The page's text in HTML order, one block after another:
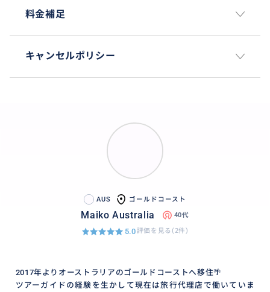
料金補足
キャンセルポリシー
AUS ゴールドコースト
Maiko Australia 40代
5.0評価を見る(2件)
2017年よりオーストラリアのゴールドコーストへ移住🌴
ツアーガイドの経験を生かして現在は旅行代理店で働いていま